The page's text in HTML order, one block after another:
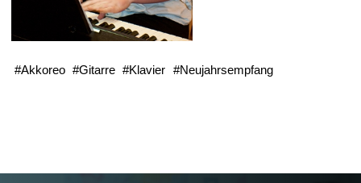
#Akkoreo #Gitarre #Klavier #Neujahrsempfang